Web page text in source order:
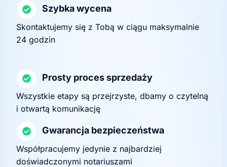
Szybka wycena
Skontaktujemy się z Tobą w ciągu maksymalnie
24 godzin
Prosty proces sprzedaży
Wszystkie etapy są przejrzyste, dbamy o czytelną
i otwartą komunikację
Gwarancja bezpieczeństwa
Współpracujemy jedynie z najbardziej
doświadczonymi notariuszami